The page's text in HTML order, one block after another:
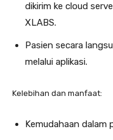
dikirim ke cloud
XLABS.
Pasien secara
melalui aplikasi.
Kelebihan dan manfaat:
Kemudahaan dalam